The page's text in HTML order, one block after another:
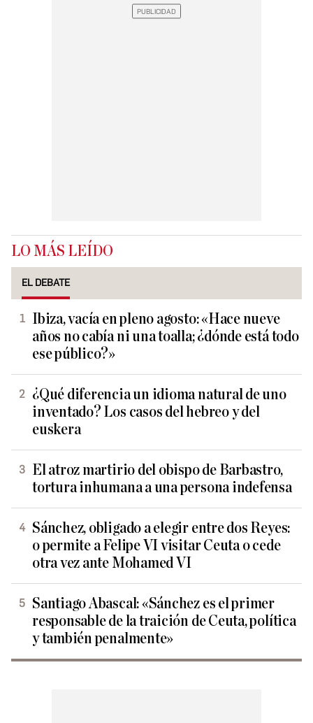
LO MÁS LEÍDO
EL DEBATE
Ibiza, vacía en pleno agosto: «Hace nueve
años no cabía ni una toalla; ¿dónde está todo
ese público?»
¿Qué diferencia un idioma natural de uno
inventado? Los casos del hebreo y del
euskera
El atroz martirio del obispo de Barbastro,
tortura inhumana a una persona indefensa
Sánchez, obligado a elegir entre dos Reyes:
o permite a Felipe VI visitar Ceuta o cede
otra vez ante Mohamed VI
Santiago Abascal: «Sánchez es el primer
responsable de la traición de Ceuta, política
y también penalmente»